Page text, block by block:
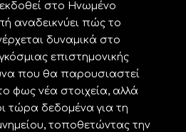
στο Ηνωμένο
αναδεικνύει πώς το
δυναμικά στο
επιστημονικής
που θα παρουσιαστεί
φως νέα στοιχεία, αλλά
τώρα δεδομένα για τη
τοποθετώντας την